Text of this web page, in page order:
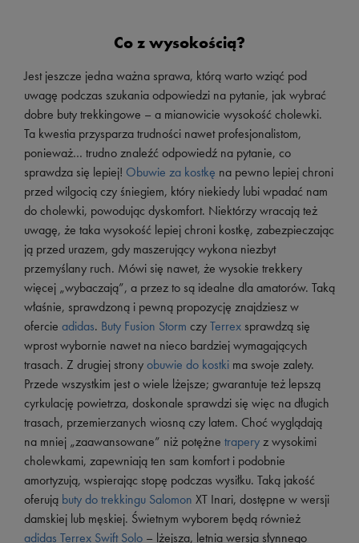
Co z wysokością?
Jest jeszcze jedna ważna sprawa, którą warto wziąć pod
uwagę podczas szukania odpowiedzi na pytanie, jak wybrać
dobre buty trekkingowe – a mianowicie wysokość cholewki.
Ta kwestia przysparza trudności nawet profesjonalistom,
ponieważ… trudno znaleźć odpowiedź na pytanie, co
sprawdza się lepiej! Obuwie za kostkę na pewno lepiej chroni
przed wilgocią czy śniegiem, który niekiedy lubi wpadać nam
do cholewki, powodując dyskomfort. Niektórzy wracają też
uwagę, że taka wysokość lepiej chroni kostkę, zabezpieczając
ją przed urazem, gdy maszerujący wykona niezbyt
przemyślany ruch. Mówi się nawet, że wysokie trekkery
więcej „wybaczają”, a przez to są idealne dla amatorów. Taką
właśnie, sprawdzoną i pewną propozycję znajdziesz w
ofercie adidas. Buty Fusion Storm czyTerrex sprawdzą się
wprost wybornie nawet na nieco bardziej wymagających
trasach. Z drugiej stronyobuwie do kostki ma swoje zalety.
Przede wszystkim jest o wiele lżejsze; gwarantuje też lepszą
cyrkulację powietrza, doskonale sprawdzi się więc na długich
trasach, przemierzanych wiosną czy latem. Choć wyglądają
na mniej „zaawansowane” niż potężne traperyz wysokimi
cholewkami, zapewniają ten sam komfort i podobnie
amortyzują, wspierając stopę podczas wysiłku. Taką jakość
oferują buty do trekkingu Salomon XT Inari, dostępne w wersji
damskiej lub męskiej. Świetnym wyborem będą również
adidas Terrex Swift Solo – lżejsza, letnia wersja słynnego